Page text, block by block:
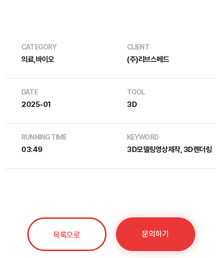
CATEGORY
의료,바이오
CLIENT
(주)리브스메드
DATE
2025-01
TOOL
3D
RUNNING TIME
03:49
KEYWORD
3D모델링영상제작, 3D렌더링
목록으로 문의하기